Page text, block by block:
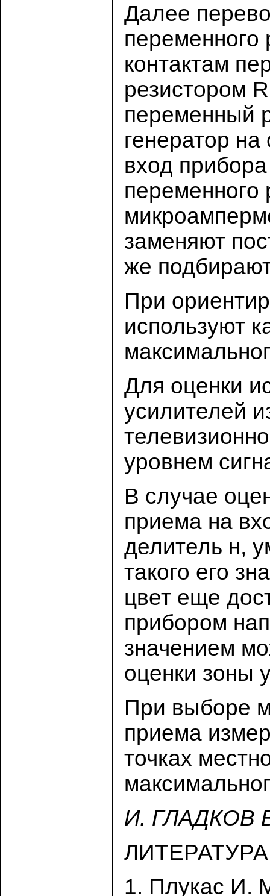
Далее
переменного
контактам
резистором
переменный
генератор
вход
переменного
заменяют
же
При
используют
Для оценки
усилителей
уровнем
В случае
приема на
делитель н,
такого его
цвет еще
прибором
значением
оценки зоны
При выборе
приема
точках
И. ГЛАДКОВ
ЛИТЕРАТУРА
1. Плукас И.